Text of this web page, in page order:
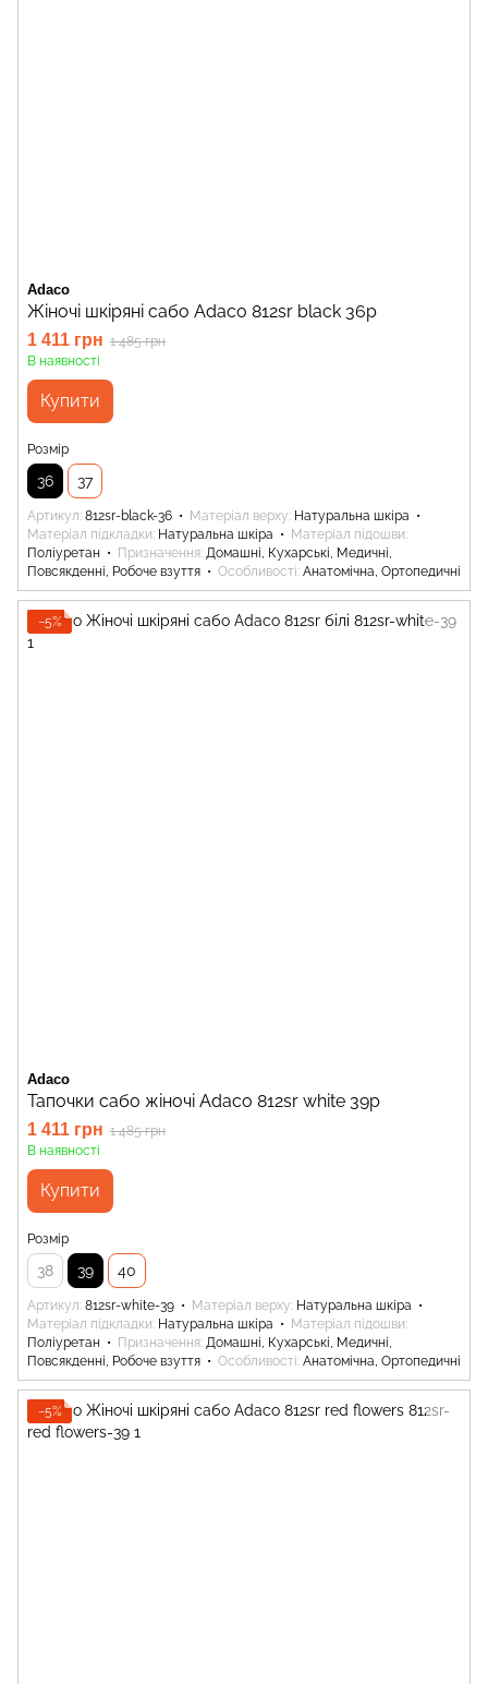
Adaco
Жіночі шкіряні сабо Adaco 812sr black 36р
1 411 грн 1 485 грн
В наявності
Купити
Розмір
36 37
Артикул 812sr-black-36 Матеріал верху Натуральна шкіра
Матеріал підкладки Натуральна шкіра
Матеріал підошви
Поліуретан
Призначення Домашні, Кухарські, Медичні,
Повсякденні, Робоче взуття
Особливості Анатомічна, Ортопедичні
−5%
Adaco
Тапочки сабо жіночі Adaco 812sr white 39р
1 411 грн 1 485 грн
В наявності
Купити
Розмір
38 39 40
Артикул 812sr-white-39 Матеріал верху Натуральна шкіра
Матеріал підкладки Натуральна шкіра
Матеріал підошви
Поліуретан
Призначення Домашні, Кухарські, Медичні,
Повсякденні, Робоче взуття
Особливості Анатомічна, Ортопедичні
−5%